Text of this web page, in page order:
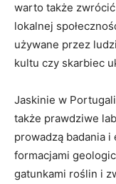
warto także
lokalnej
używane przez
kultu czy skarbiec
Jaskinie w
także prawdziwe
prowadzą badania
formacjami
gatunkami roślin‍ i